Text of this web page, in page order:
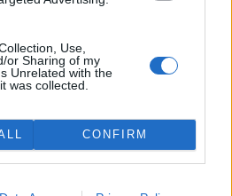
Use,
or Sharing of my
Unrelated with the
was collected.
CONFIRM